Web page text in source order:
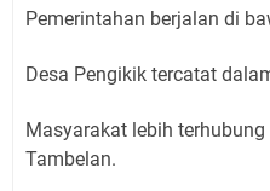
Pemerintahan berjalan di
Desa Pengikik tercatat
Masyarakat lebih
Tambelan.